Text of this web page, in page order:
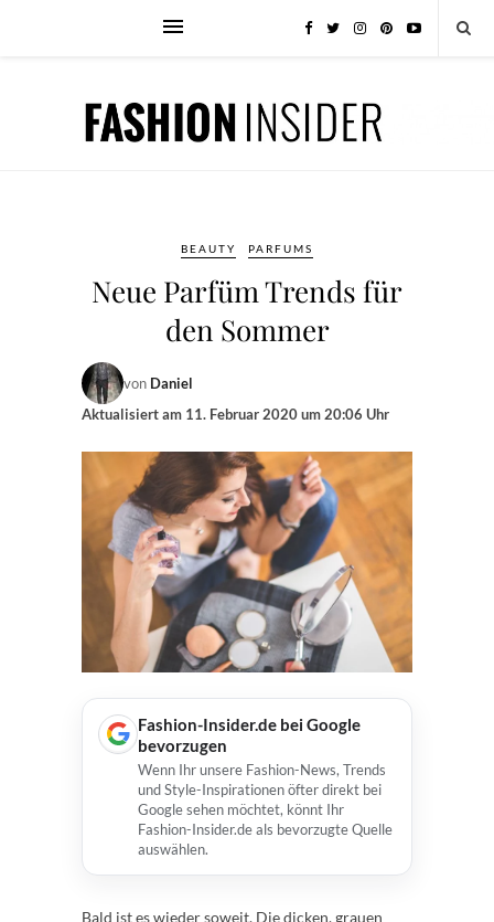
BEAUTY PARFUMS
Neue Parfüm Trends für
den Sommer
von Daniel
Aktualisiert am 11. Februar 2020 um 20:06 Uhr
Fashion-Insider.de bei Google
bevorzugen
Wenn Ihr unsere Fashion-News, Trends
und Style-Inspirationen öfter direkt bei
Google sehen möchtet, könnt Ihr
Fashion-Insider.de als bevorzugte Quelle
auswählen.
Bald ist es wieder soweit. Die dicken, grauen